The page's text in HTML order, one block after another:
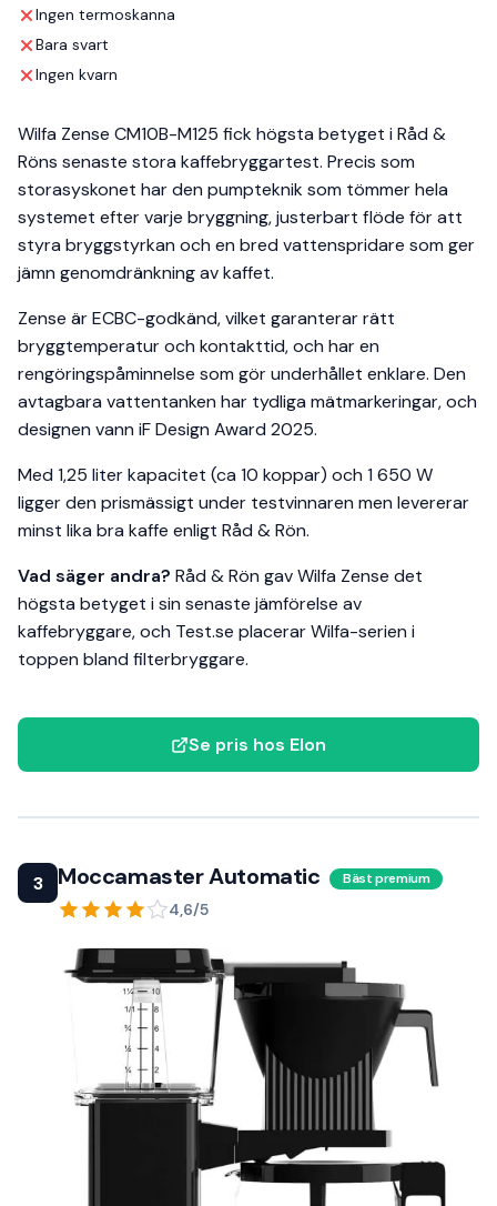
Ingen termoskanna
Bara svart
Ingen kvarn
Wilfa Zense CM10B-M125 fick högsta betyget i Råd &
Röns senaste stora kaffebryggartest. Precis som
storasyskonet har den pumpteknik som tömmer hela
systemet efter varje bryggning, justerbart flöde för att
styra bryggstyrkan och en bred vattenspridare som ger
jämn genomdränkning av kaffet.
Zense är ECBC-godkänd, vilket garanterar rätt
bryggtemperatur och kontakttid, och har en
rengöringspåminnelse som gör underhållet enklare. Den
avtagbara vattentanken har tydliga mätmarkeringar, och
designen vann iF Design Award 2025.
Med 1,25 liter kapacitet (ca 10 koppar) och 1 650 W
ligger den prismässigt under testvinnaren men levererar
minst lika bra kaffe enligt Råd & Rön.
Vad säger andra? Råd & Rön gav Wilfa Zense det
högsta betyget i sin senaste jämförelse av
kaffebryggare, och Test.se placerar Wilfa-serien i
toppen bland filterbryggare.
Se pris hos Elon
3 Moccamaster Automatic Bäst premium
4,6/5